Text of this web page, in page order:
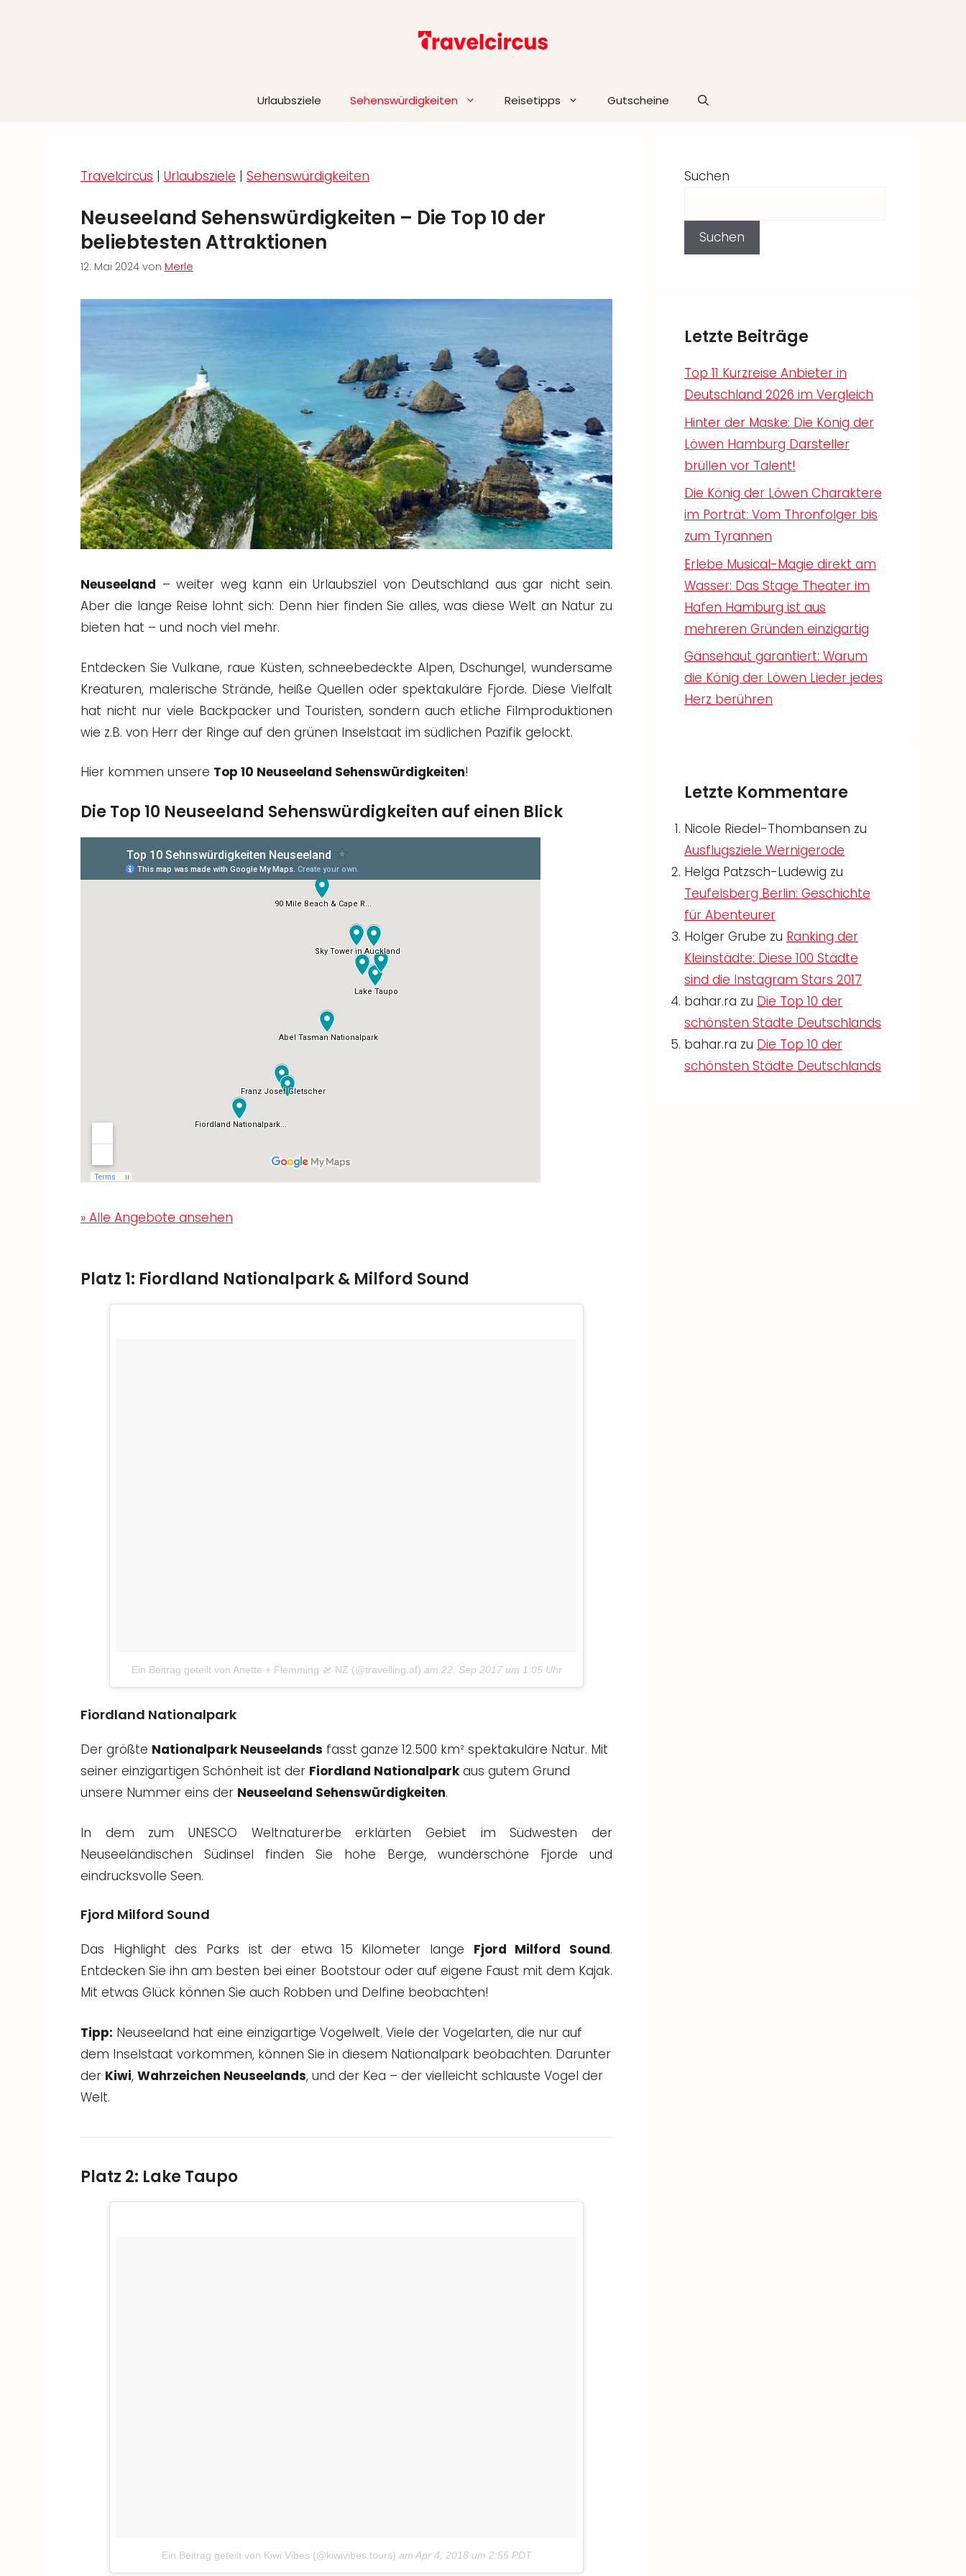
Urlaubsziele Sehenswürdigkeiten Reisetipps Gutscheine
Travelcircus | Urlaubsziele | Sehenswürdigkeiten
Neuseeland Sehenswürdigkeiten – Die Top 10 der
beliebtesten Attraktionen
12. Mai 2024 von Merle
Neuseeland – weiter weg kann ein Urlaubsziel von Deutschland aus gar nicht sein.
Aber die lange Reise lohnt sich: Denn hier finden Sie alles, was diese Welt an Natur zu
bieten hat – und noch viel mehr.
Entdecken Sie Vulkane, raue Küsten, schneebedeckte Alpen, Dschungel, wundersame
Kreaturen, malerische Strände, heiße Quellen oder spektakuläre Fjorde. Diese Vielfalt
hat nicht nur viele Backpacker und Touristen, sondern auch etliche Filmproduktionen
wie z.B. von Herr der Ringe auf den grünen Inselstaat im südlichen Pazifik gelockt.
Hier kommen unsere Top 10 Neuseeland Sehenswürdigkeiten!
Die Top 10 Neuseeland Sehenswürdigkeiten auf einen Blick
» Alle Angebote ansehen
Platz 1: Fiordland Nationalpark & Milford Sound
Ein Beitrag geteilt von Anette + Flemming 🛫 NZ (@travelling.af) am 22. Sep 2017 um 1:05 Uhr
Fiordland Nationalpark
Der größte Nationalpark Neuseelands fasst ganze 12.500 km² spektakuläre Natur. Mit
seiner einzigartigen Schönheit ist der Fiordland Nationalparkaus gutem Grund
unsere Nummer eins der Neuseeland Sehenswürdigkeiten.
In dem zum UNESCO Weltnaturerbe erklärten Gebiet im Südwesten der
Neuseeländischen Südinsel finden Sie hohe Berge, wunderschöne Fjorde und
eindrucksvolle Seen.
Fjord Milford Sound
Das Highlight des Parks ist der etwa 15 Kilometer lange Fjord Milford Sound.
Entdecken Sie ihn am besten bei einer Bootstour oder auf eigene Faust mit dem Kajak.
Mit etwas Glück können Sie auch Robben und Delfine beobachten!
Tipp: Neuseeland hat eine einzigartige Vogelwelt. Viele der Vogelarten, die nur auf
dem Inselstaat vorkommen, können Sie in diesem Nationalpark beobachten. Darunter
der Kiwi, Wahrzeichen Neuseelands, und der Kea – der vielleicht schlauste Vogel der
Welt.
Platz 2: Lake Taupo
Ein Beitrag geteilt von Kiwi Vibes (@kiwivibes.tours) am Apr 4, 2018 um 2:55 PDT
Suchen
Suchen
Letzte Beiträge
Top 11 Kurzreise Anbieter in
Deutschland 2026 im Vergleich
Hinter der Maske: Die König der
Löwen Hamburg Darsteller
brüllen vor Talent!
Die König der Löwen Charaktere
im Porträt: Vom Thronfolger bis
zum Tyrannen
Erlebe Musical-Magie direkt am
Wasser: Das Stage Theater im
Hafen Hamburg ist aus
mehreren Gründen einzigartig
Gänsehaut garantiert: Warum
die König der Löwen Lieder jedes
Herz berühren
Letzte Kommentare
Nicole Riedel-Thombansen zu
Ausflugsziele Wernigerode
Helga Patzsch-Ludewig zu
Teufelsberg Berlin: Geschichte
für Abenteurer
Holger Grube zu Ranking der
Kleinstädte: Diese 100 Städte
sind die Instagram Stars 2017
bahar.ra zu Die Top 10 der
schönsten Städte Deutschlands
bahar.ra zu Die Top 10 der
schönsten Städte Deutschlands